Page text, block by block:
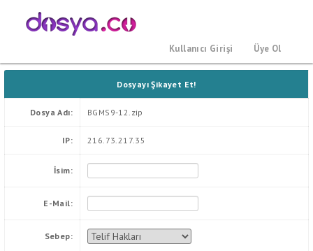
Kullanıcı Girişi Üye Ol
Dosyayı Şikayet Et!
Dosya Adı: BGMS9-12.zip
IP: 216.73.217.35
İsim:
E-Mail:
Sebep: